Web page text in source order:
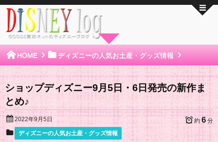
HOME ディズニーの人気お土産・グッズ情報
ショップディズニー9月5日・6日発売の新作ま
とめ♪
2022年9月5日 約 6 分
ディズニーの人気お土産・グッズ情報